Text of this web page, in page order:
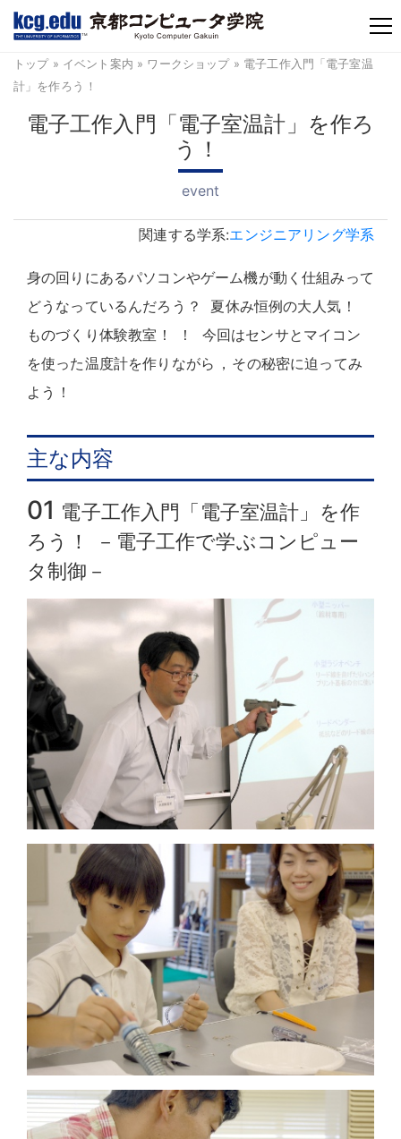
TM
トップ» イベント案内 » ワークショップ» 電子工作入門「電子室温
計」を作ろう ！
電子工作入門「電子室温計」を作ろ
う
！
event
関連する学系:エンジニアリング学系
身の回りにあるパソコンやゲーム機が動く仕組みって
どうなっているんだろう ？ 夏休み恒例の大人気 ！
ものづくり体験教室 ！ ！
今回はセンサとマイコン
を使った温度計を作りながら ， その秘密に迫ってみ
よう ！
主な内容
01 電子工作入門「電子室温計」を作
ろう ！
－電子工作で学ぶコンピュー
タ制御－